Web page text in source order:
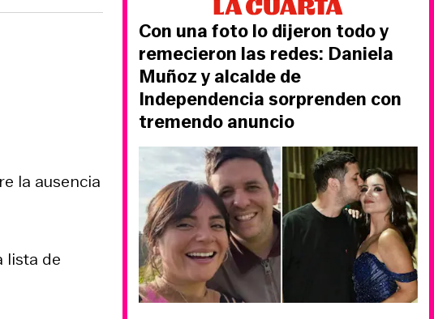
la ausencia
lista de
Con una foto lo dijeron todo y
remecieron las redes: Daniela
Muñoz y alcalde de
Independencia sorprenden con
tremendo anuncio